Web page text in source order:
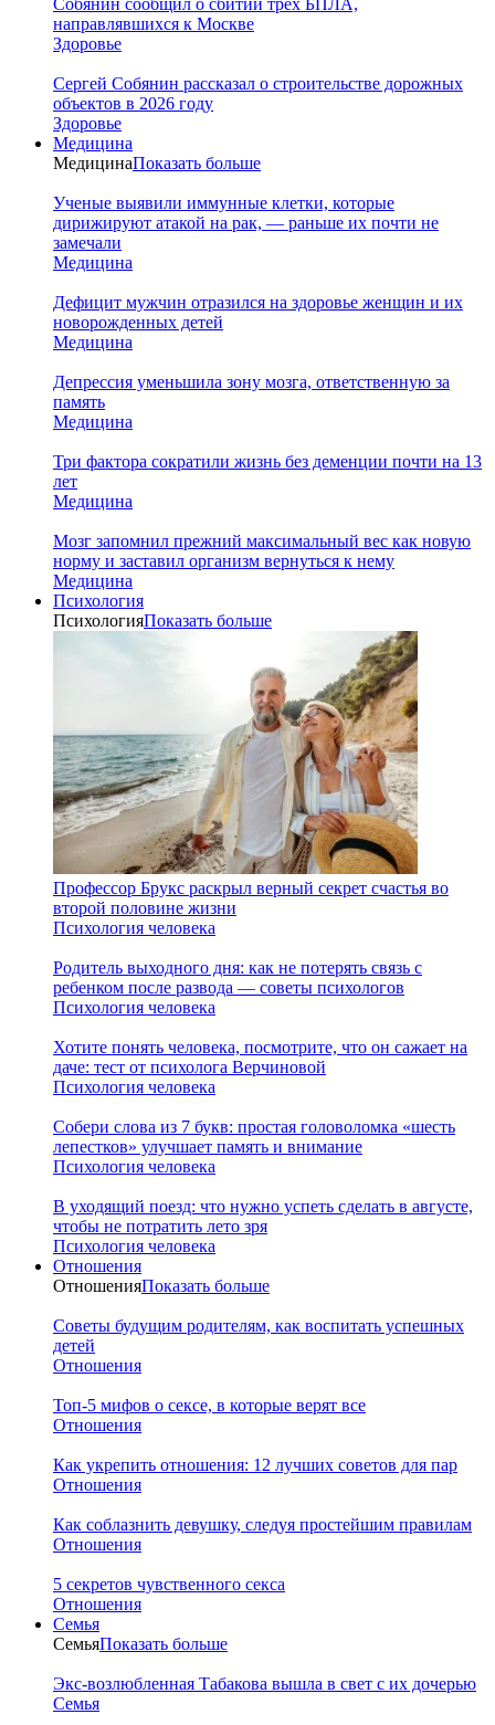
направлявшихся к Москве
Здоровье
Сергей Собянин рассказал о строительстве дорожных
объектов в 2026 году
Здоровье
Медицина
МедицинаПоказать больше
Ученые выявили иммунные клетки, которые
дирижируют атакой на рак, — раньше их почти не
замечали
Медицина
Дефицит мужчин отразился на здоровье женщин и их
новорожденных детей
Медицина
Депрессия уменьшила зону мозга, ответственную за
память
Медицина
Три фактора сократили жизнь без деменции почти на 13
лет
Медицина
Мозг запомнил прежний максимальный вес как новую
норму и заставил организм вернуться к нему
Медицина
Психология
ПсихологияПоказать больше
Профессор Брукс раскрыл верный секрет счастья во
второй половине жизни
Психология человека
Родитель выходного дня: как не потерять связь с
ребенком после развода — советы психологов
Психология человека
Хотите понять человека, посмотрите, что он сажает на
даче: тест от психолога Верчиновой
Психология человека
Собери слова из 7 букв: простая головоломка «шесть
лепестков» улучшает память и внимание
Психология человека
В уходящий поезд: что нужно успеть сделать в августе,
чтобы не потратить лето зря
Психология человека
Отношения
ОтношенияПоказать больше
Советы будущим родителям, как воспитать успешных
детей
Отношения
Топ-5 мифов о сексе, в которые верят все
Отношения
Как укрепить отношения: 12 лучших советов для пар
Отношения
Как соблазнить девушку, следуя простейшим правилам
Отношения
5 секретов чувственного секса
Отношения
Семья
СемьяПоказать больше
Экс-возлюбленная Табакова вышла в свет с их дочерью
Семья